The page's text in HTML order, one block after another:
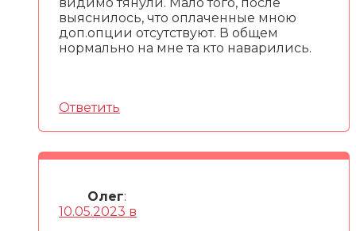
выяснилось, что оплаченные мною
доп.опции отсутствуют. В общем
нормально на мне та кто наварились.
Ответить
Олег:
10.05.2023 в